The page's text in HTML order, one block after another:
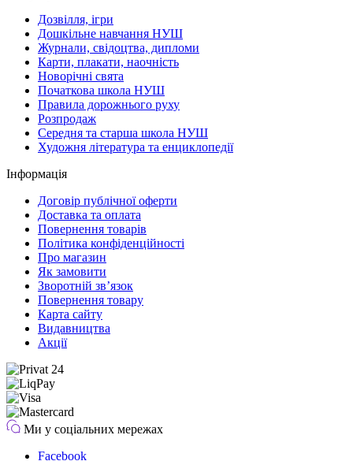
Дозвілля, ігри
Дошкільне навчання НУШ
Журнали, свідоцтва, дипломи
Карти, плакати, наочність
Новорічні свята
Початкова школа НУШ
Правила дорожнього руху
Розпродаж
Середня та старша школа НУШ
Художня література та енциклопедії
Інформація
Договір публічної оферти
Доставка та оплата
Повернення товарів
Політика конфіденційності
Про магазин
Як замовити
Зворотній зв’язок
Повернення товару
Карта сайту
Видавництва
Акції
Ми у соціальних мережах
Facebook